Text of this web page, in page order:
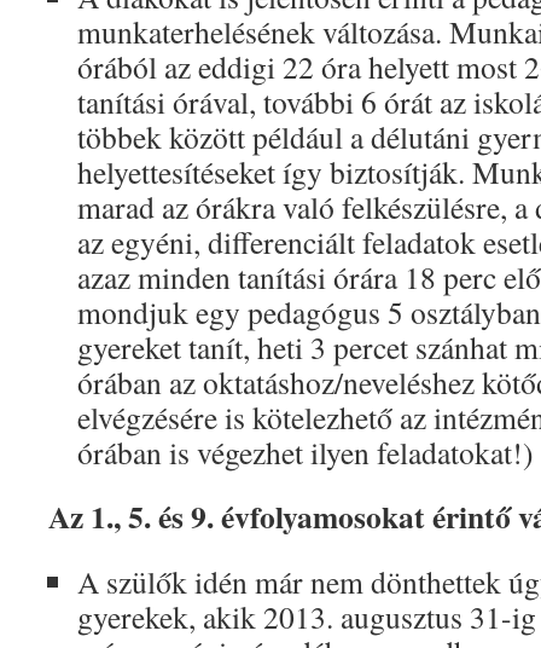
munkaterhelésének változása.
órából az eddigi 22 óra helyett most
tanítási órával, további 6 órát az
többek között például a délutáni
helyettesítéseket így biztosítják.
marad az órákra való felkészülésre,
az egyéni, differenciált feladatok
azaz minden tanítási órára 18 perc
mondjuk egy pedagógus 5
gyereket tanít, heti 3 percet szánhat
órában az oktatáshoz/neveléshez
elvégzésére is kötelezhető az
órában is végezhet ilyen feladatokat!)
Az 1., 5. és 9. évfolyamosokat érintő
A szülők idén már nem dönthettek
gyerekek, akik 2013. augusztus 31-